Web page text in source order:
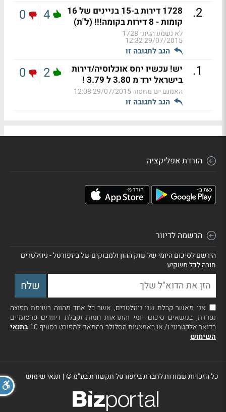
2
.
1728 דירות ב-15 בניינים של 16
קומות - 8 דירות בקומה!!! (ל"ת)
לא נשמע הגיוני 1728
29/07/2015 12:32
הגב לתגובה זו
4
0
1
.
יש! עכשיו יחס אוכלוסיה/דירות
בישראל ירד מ 3.80 ל 3.79 !
האמנם יש מחסור29/07/2015 12:08
הגב לתגובה זו
2
0
הורדת אפליקציה
הרשמה לדיוור
הירשם לסיכום היומי של שוק ההון ולמבזקים של ביזפורטל - ניוזלטרים
חובה לכל משקיע
אני מאשר קבלת שני ניוזלטרים, אשר כל אחד מהווה רשימת תפוצה
נפרדת, בנושאים סיכום יומי והתראות חמות וקבלת דיוורים פרסומיים
בדואר אלקטרוני ו/ או באמצעות הסלולר בהתאם למפורט בסעיף 10
בתנאי
השימוש
כל הזכויות שמורות לחברת ביזפורטל תקשורת בע"מ ©| תנאי שימוש